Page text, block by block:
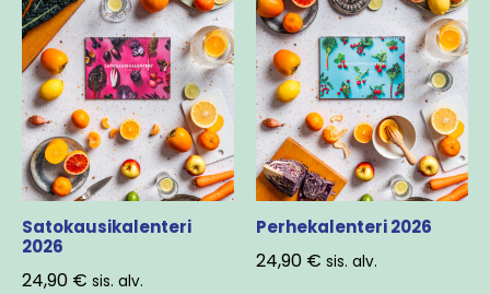
Satokausikalenteri
2026
24,90 € sis. alv.
Perhekalenteri 2026
24,90 € sis. alv.